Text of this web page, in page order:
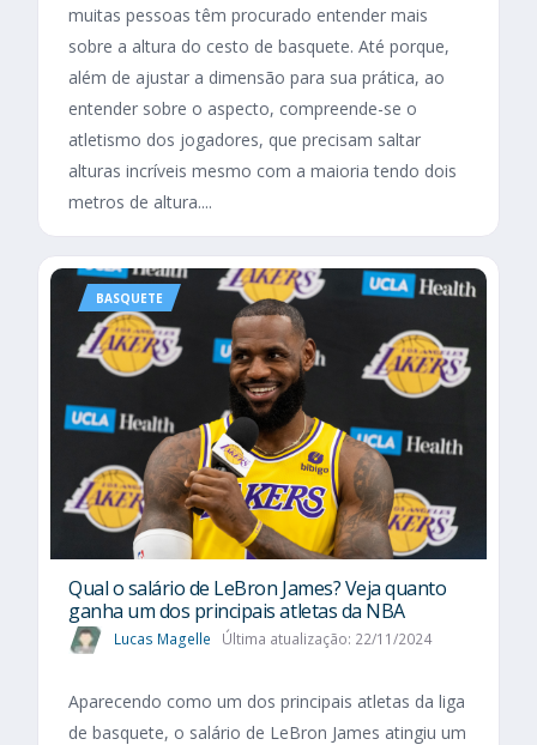
muitas pessoas têm procurado entender mais
sobre a altura do cesto de basquete. Até porque,
além de ajustar a dimensão para sua prática, ao
entender sobre o aspecto, compreende-se o
atletismo dos jogadores, que precisam saltar
alturas incríveis mesmo com a maioria tendo dois
metros de altura....
BASQUETE
Qual o salário de LeBron James? Veja quanto
ganha um dos principais atletas da NBA
Lucas Magelle Última atualização: 22/11/2024
Aparecendo como um dos principais atletas da liga
de basquete, o salário de LeBron James atingiu um